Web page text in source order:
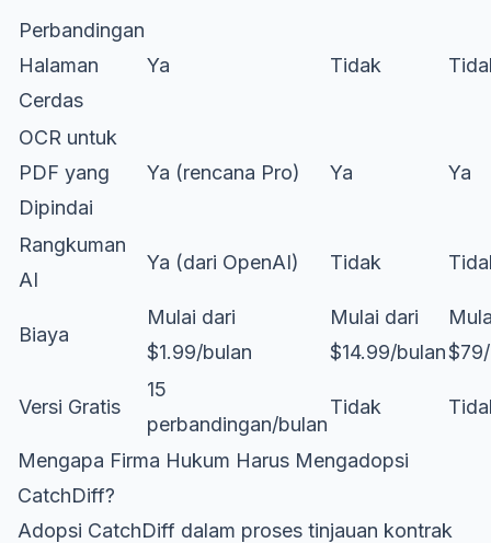
Perbandingan
Halaman
Cerdas
Ya Tidak
OCR untuk
PDF yang
Dipindai
Ya (rencana Pro) Ya Ya
Rangkuman
AI
Ya (dari OpenAI) Tidak
Biaya
Mulai dari
$1.99/bulan
Mulai dari
$14.99/bulan
Versi Gratis
15
perbandingan/bulan
Tidak
Mengapa Firma Hukum Harus Mengadopsi
CatchDiff?
Adopsi CatchDiff dalam proses tinjauan kontrak